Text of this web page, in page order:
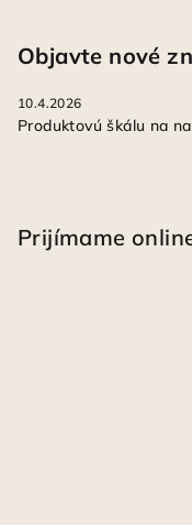
Objavte nové
10.4.2026
Produktovú škálu na
Prijímame